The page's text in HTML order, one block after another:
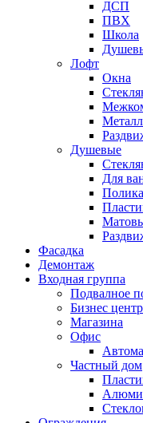
ДСП
ПВХ
Школа
Лофт
Окна
Душевые
Для
Фасадка
Демонтаж
Входная группа
Подвалное
Бизнес центр
Магазина
Офис
Частный дом